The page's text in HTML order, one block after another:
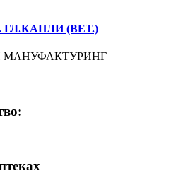
ГЛ.КАПЛИ (ВЕТ.)